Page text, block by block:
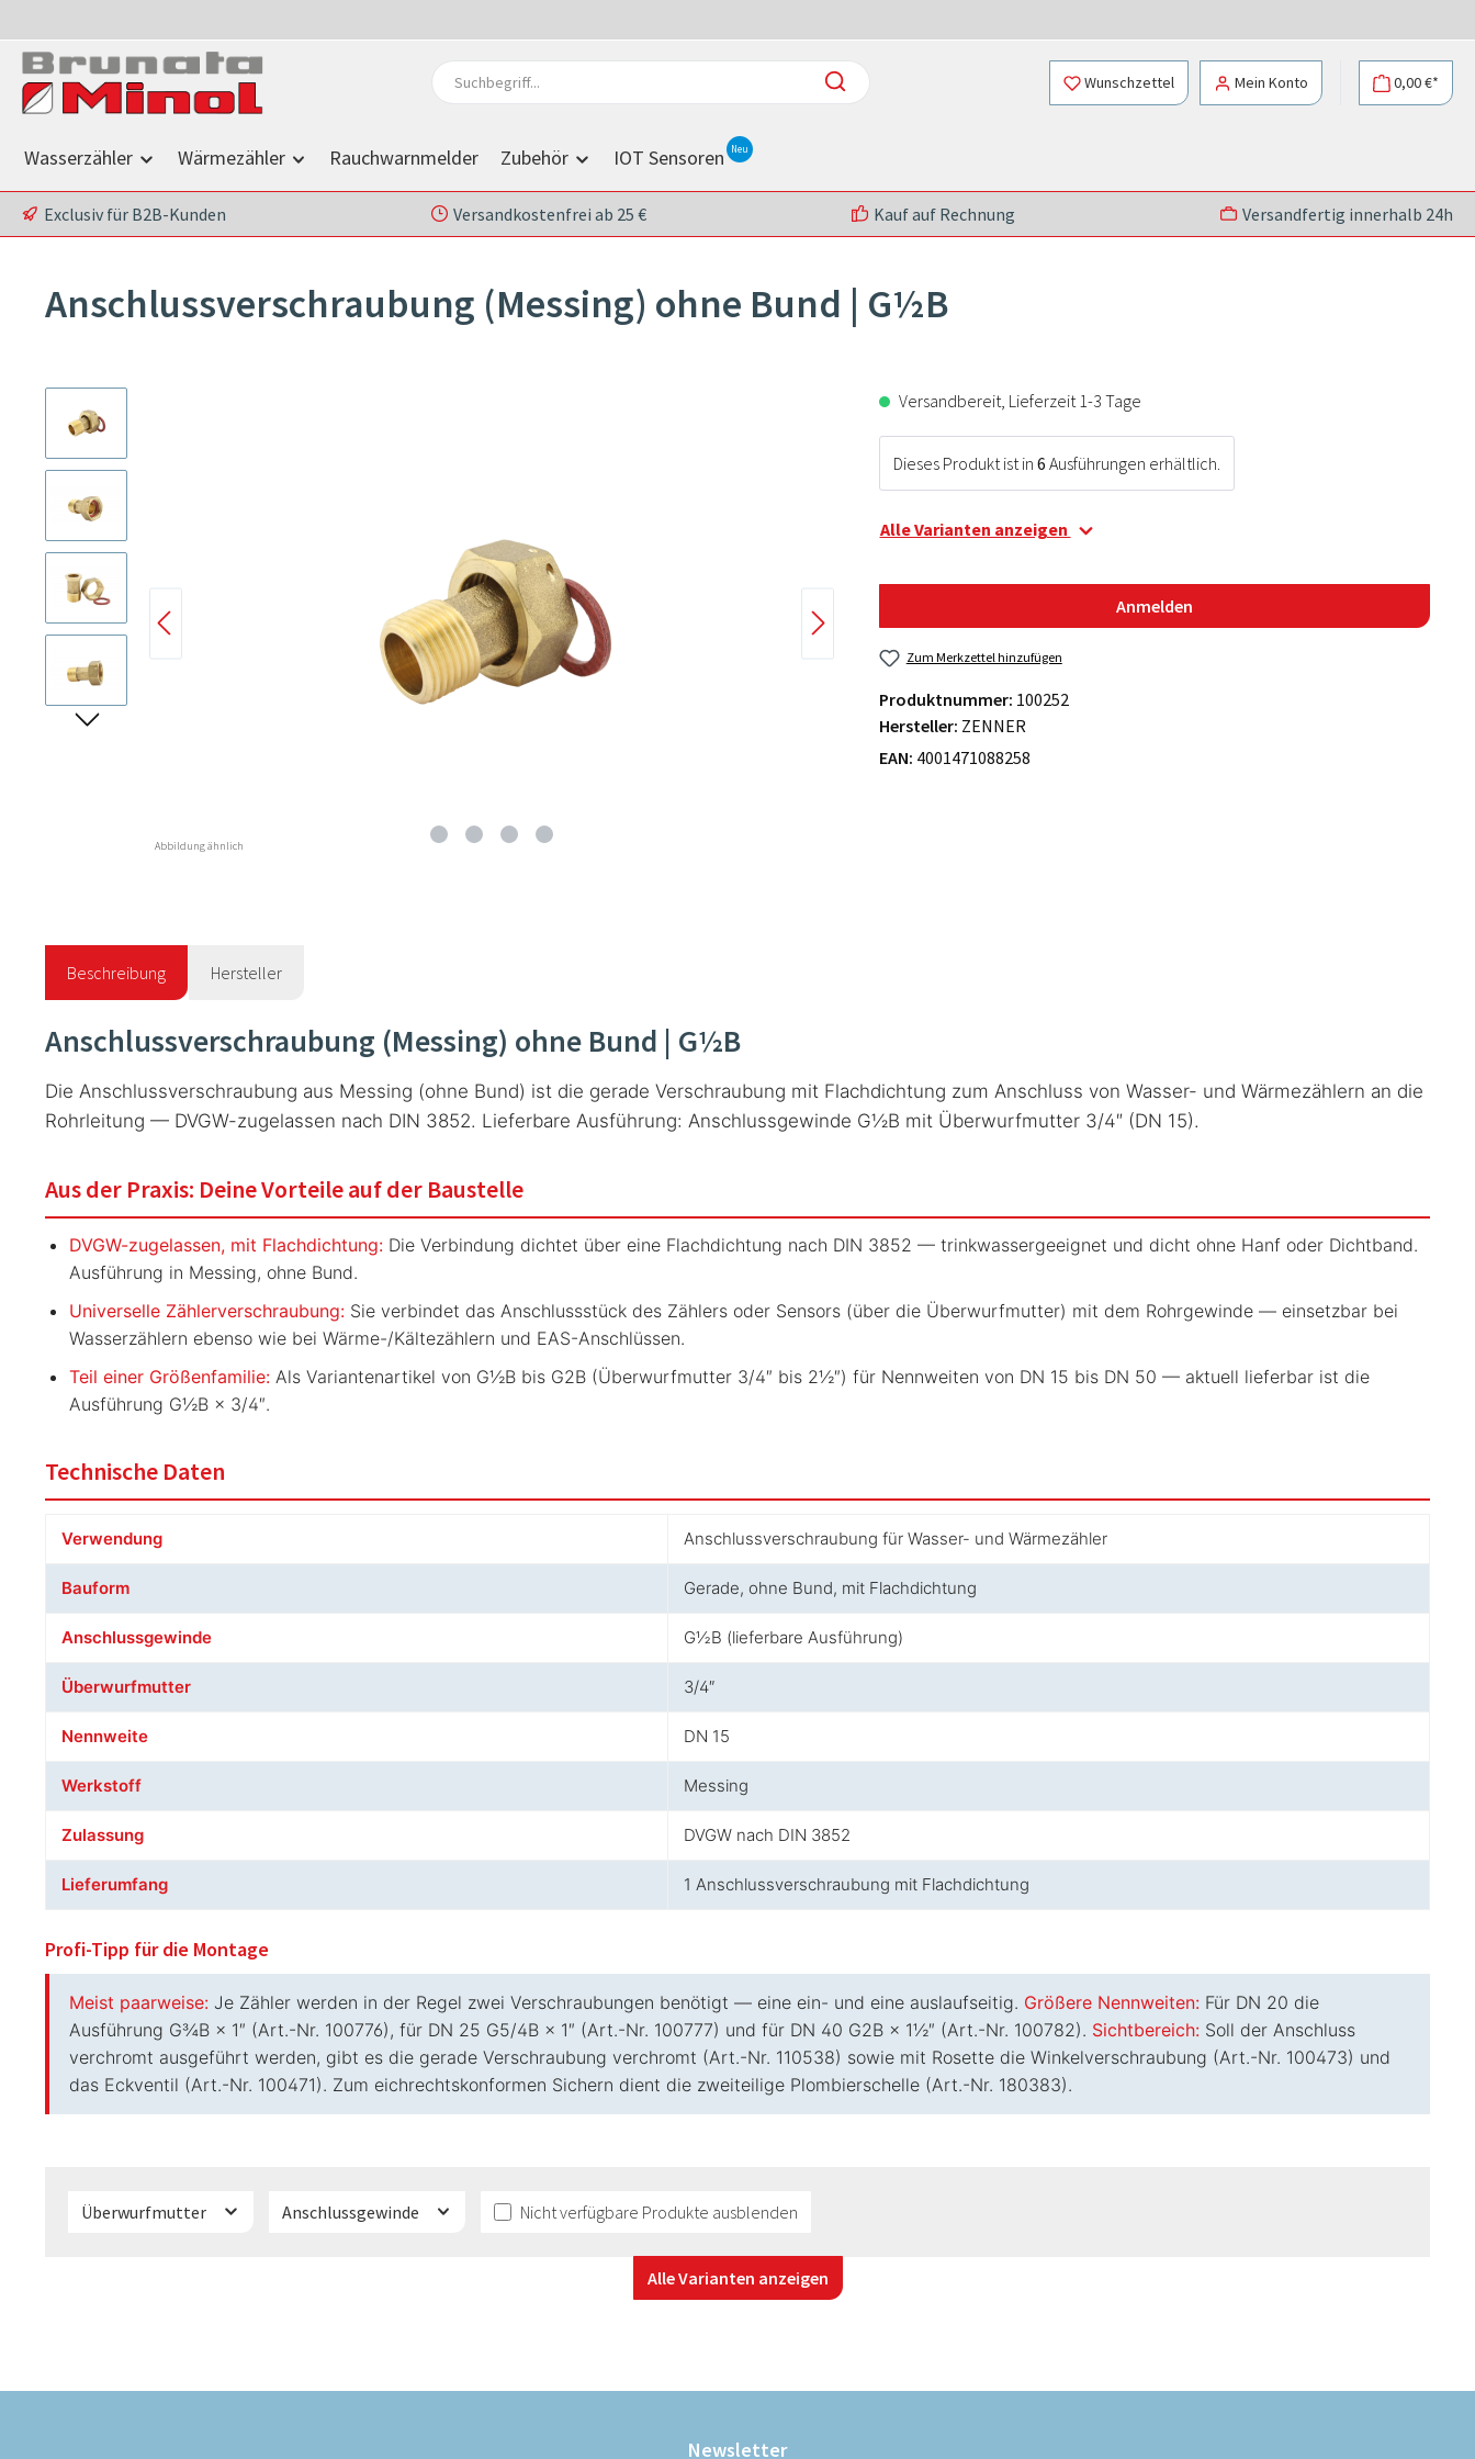
Wunschzettel Mein Konto 0,00 €*
Wasserzähler Wärmezähler Rauchwarnmelder Zubehör IOT Sensoren
Exclusiv für B2B-Kunden Versandkostenfrei ab 25 € Kauf auf Rechnung Versandfertig innerhalb 24h
Anschlussverschraubung (Messing) ohne Bund | G½B
Abbildung ähnlich
Versandbereit, Lieferzeit 1-3 Tage
Dieses Produkt ist in 6 Ausführungen erhältlich.
Alle Varianten anzeigen
Anmelden
Zum Merkzettel hinzufügen
Produktnummer: 100252
Hersteller: ZENNER
EAN: 4001471088258
Beschreibung Hersteller
Anschlussverschraubung (Messing) ohne Bund | G½B
Die Anschlussverschraubung aus Messing (ohne Bund) ist die gerade Verschraubung mit Flachdichtung zum Anschluss von Wasser- und Wärmezählern an die
Rohrleitung — DVGW-zugelassen nach DIN 3852. Lieferbare Ausführung: Anschlussgewinde G½B mit Überwurfmutter 3/4″ (DN 15).
Aus der Praxis: Deine Vorteile auf der Baustelle
DVGW-zugelassen, mit Flachdichtung: Die Verbindung dichtet über eine Flachdichtung nach DIN 3852 — trinkwassergeeignet und dicht ohne Hanf oder Dichtband.
Ausführung in Messing, ohne Bund.
Universelle Zählerverschraubung: Sie verbindet das Anschlussstück des Zählers oder Sensors (über die Überwurfmutter) mit dem Rohrgewinde — einsetzbar bei
Wasserzählern ebenso wie bei Wärme-/Kältezählern und EAS-Anschlüssen.
Teil einer Größenfamilie: Als Variantenartikel von G½B bis G2B (Überwurfmutter 3/4″ bis 2½″) für Nennweiten von DN 15 bis DN 50 — aktuell lieferbar ist die
Ausführung G½B × 3/4″.
Technische Daten
Verwendung Anschlussverschraubung für Wasser- und Wärmezähler
Bauform Gerade, ohne Bund, mit Flachdichtung
Anschlussgewinde G½B (lieferbare Ausführung)
Überwurfmutter 3/4″
Nennweite DN 15
Werkstoff Messing
Zulassung DVGW nach DIN 3852
Lieferumfang 1 Anschlussverschraubung mit Flachdichtung
Profi-Tipp für die Montage
Meist paarweise: Je Zähler werden in der Regel zwei Verschraubungen benötigt — eine ein- und eine auslaufseitig. Größere Nennweiten: Für DN 20 die
Ausführung G¾B × 1″ (Art.-Nr. 100776), für DN 25 G5/4B × 1″ (Art.-Nr. 100777) und für DN 40 G2B × 1½″ (Art.-Nr. 100782). Sichtbereich: Soll der Anschluss
verchromt ausgeführt werden, gibt es die gerade Verschraubung verchromt (Art.-Nr. 110538) sowie mit Rosette die Winkelverschraubung (Art.-Nr. 100473) und
das Eckventil (Art.-Nr. 100471). Zum eichrechtskonformen Sichern dient die zweiteilige Plombierschelle (Art.-Nr. 180383).
Überwurfmutter Anschlussgewinde Nicht verfügbare Produkte ausblenden
Alle Varianten anzeigen
Newsletter